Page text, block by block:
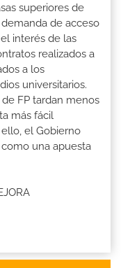
superiores de
de acceso
interés de las
realizados a
a los
universitarios.
FP tardan menos
más fácil
el Gobierno
una apuesta